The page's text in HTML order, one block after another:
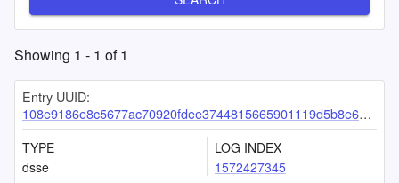
Showing 1 - 1 of1
Entry UUID:
108e9186e8c5677ac70920fdee3744815665901119d5b8e621a6cfbae48fda0123fe954d46caabab
TYPE
dsse
LOG INDEX
1572427345